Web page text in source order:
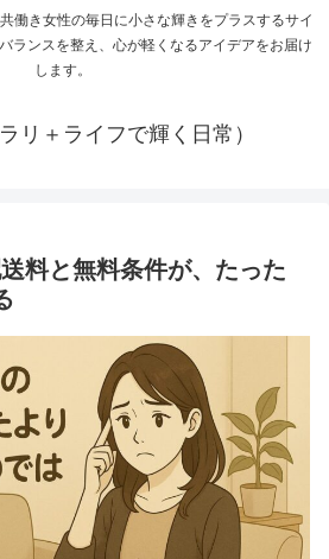
働き女性の毎日に小さな輝きをプラスするサイ
ランスを整え、心が軽くなるアイデアをお届け
します。
リ＋ライフで輝く日常）
料と無料条件が、たった